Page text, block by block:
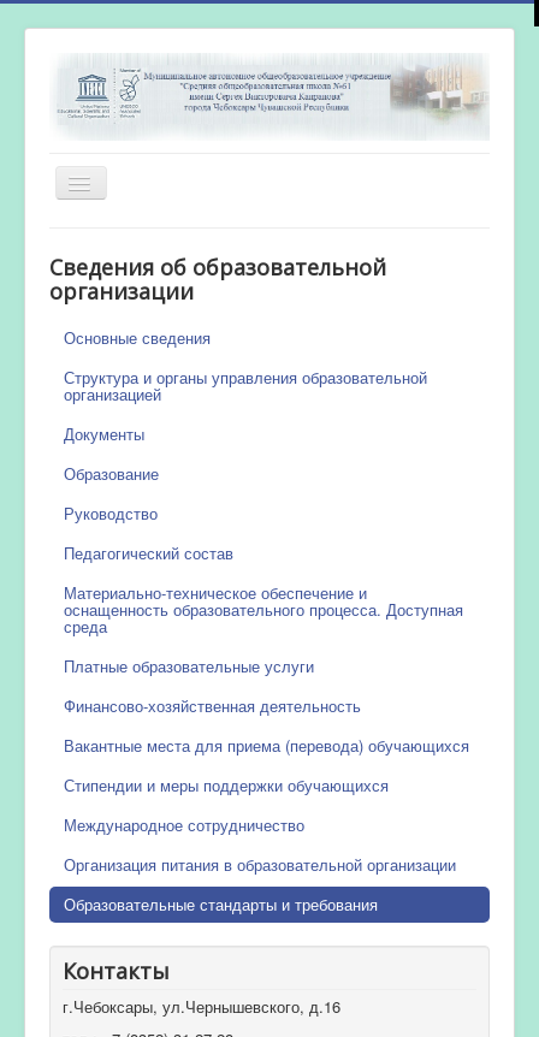
Включить/
выключить
Новости
Сведения об образовательной
организации
Основные сведения
Структура и органы управления образовательной
организацией
Документы
Образование
Руководство
Педагогический состав
Материально-техническое обеспечение и
оснащенность образовательного процесса. Доступная
среда
Платные образовательные услуги
Финансово-хозяйственная деятельность
Вакантные места для приема (перевода) обучающихся
Стипендии и меры поддержки обучающихся
Международное сотрудничество
Организация питания в образовательной организации
Образовательные стандарты и требования
Контакты
г.Чебоксары, ул.Чернышевского, д.16